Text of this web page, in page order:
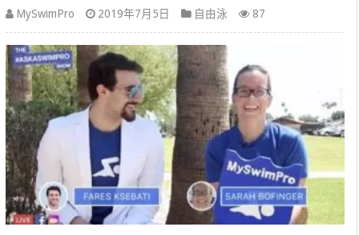
MySwimPro 2019年7月5日 自由泳 87